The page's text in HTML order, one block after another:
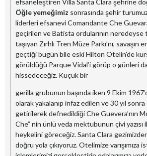
Öğle yemeğimiz sonrasında şehir
liderleri efsanevi Comandante Che
geçirilen ve Batista ordularının
taşıyan Zırhlı Tren Müze Parkı’nı, savaşın
geçtiği bugün bile eski Hilton Otelin’de
görüldüğü Parque Vidal’i görüp o günleri
hissedeceğiz. Küçük bir
gerilla grubunun başında iken 9 Ekim
olarak yakalanıp infaz edilen ve 30 yıl
getirilerek defnedildiği Che Guevera’nın
Che” nin ünlü veda mektubunun çivi yazısı
heykelini göreceğiz. Santa Clara
doğru yola çıkıyoruz. Otelimize varışımıza